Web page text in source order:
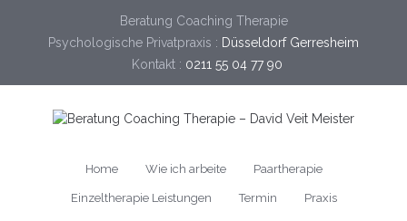
Beratung Coaching Therapie
Psychologische Privatpraxis : Düsseldorf Gerresheim
Kontakt : 0211 55 04 77 90
Home Wie ich arbeite Paartherapie
Einzeltherapie Leistungen Termin Praxis